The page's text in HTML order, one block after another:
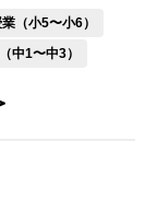
（小5〜小6）
中1〜中3）